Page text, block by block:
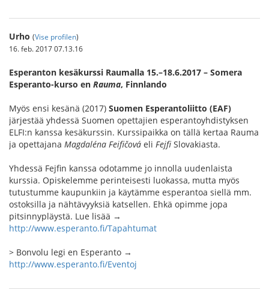
Urho (Vise profilen)
16. feb. 2017 07.13.16
Esperanton kesäkurssi Raumalla 15.–18.6.2017 – Somera
Esperanto-kurso en Rauma, Finnlando
Myös ensi kesänä (2017) Suomen Esperantoliitto (EAF)
järjestää yhdessä Suomen opettajien esperantoyhdistyksen
ELFI:n kanssa kesäkurssin. Kurssipaikka on tällä kertaa Rauma
ja opettajana Magdaléna Feifičová eli Fejfi Slovakiasta.
Yhdessä Fejfin kanssa odotamme jo innolla uudenlaista
kurssia. Opiskelemme perinteisesti luokassa, mutta myös
tutustumme kaupunkiin ja käytämme esperantoa siellä mm.
ostoksilla ja nähtävyyksiä katsellen. Ehkä opimme jopa
pitsinnypläystä. Lue lisää →
http://www.esperanto.fi/Tapahtumat
> Bonvolu legi en Esperanto →
http://www.esperanto.fi/Eventoj